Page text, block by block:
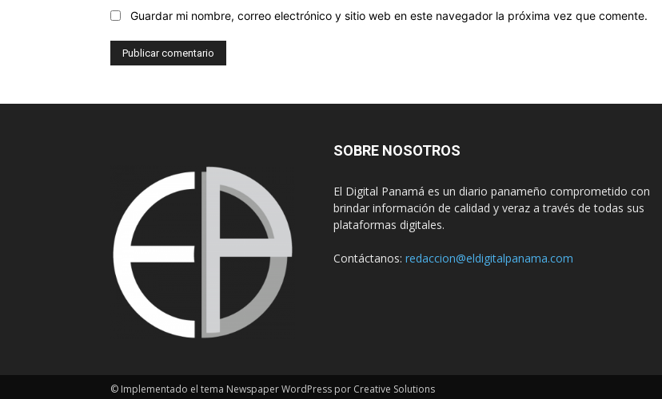
Guardar mi nombre, correo electrónico y sitio web en este navegador la próxima vez que comente.
SOBRE NOSOTROS
El Digital Panamá es un diario panameño comprometido con
brindar información de calidad y veraz a través de todas sus
plataformas digitales.
Contáctanos: redaccion@eldigitalpanama.com
© Implementado el tema Newspaper WordPress por Creative Solutions